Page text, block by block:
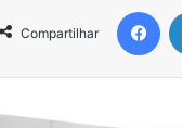
Compartilhar